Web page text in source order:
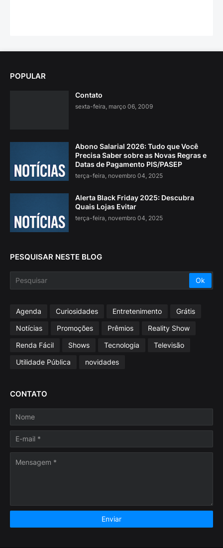
POPULAR
Contato
sexta-feira, março 06, 2009
Abono Salarial 2026: Tudo que Você
Precisa Saber sobre as Novas Regras e
Datas de Pagamento PIS/PASEP
terça-feira, novembro 04, 2025
Alerta Black Friday 2025: Descubra
Quais Lojas Evitar
terça-feira, novembro 04, 2025
PESQUISAR NESTE BLOG
Agenda Curiosidades Entretenimento
Grátis
Notícias
Promoções Prêmios
Reality Show
Renda Fácil
Shows Tecnologia
Televisão
Utilidade Pública
novidades
CONTATO